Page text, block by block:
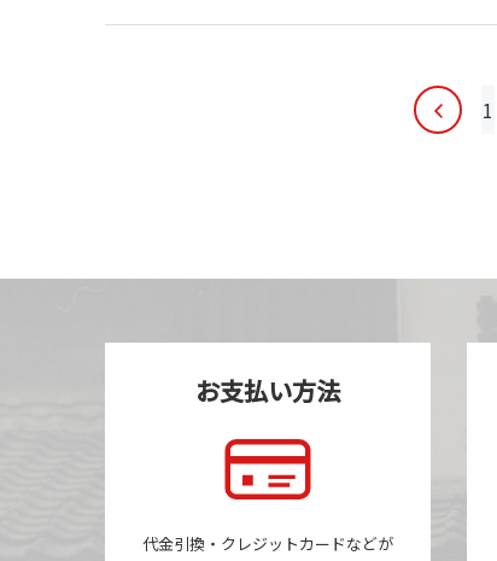
ン
1
お支払い方法
代金引換・クレジットカードなどが